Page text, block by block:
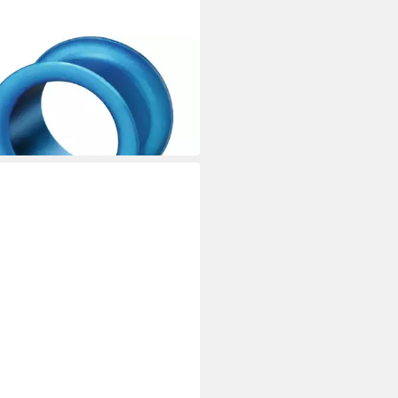
Siemens 5SH5020
Passeinsatz D02 20A
Werktagen bei dir